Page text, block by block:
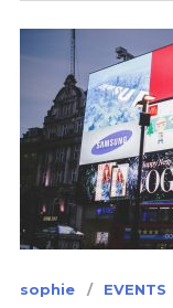
sophie EVENTS